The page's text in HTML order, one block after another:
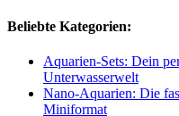
Beliebte Kategorien:
Aquarien-Sets: Dein
Unterwasserwelt
Nano-Aquarien: Die
Miniformat